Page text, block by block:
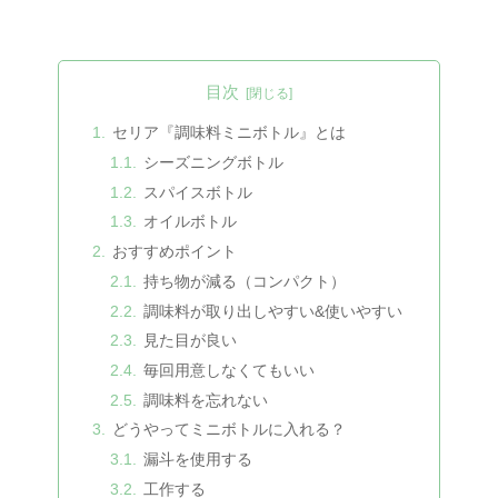
目次
セリア『調味料ミニボトル』とは
シーズニングボトル
スパイスボトル
オイルボトル
おすすめポイント
持ち物が減る（コンパクト）
調味料が取り出しやすい&使いやすい
見た目が良い
毎回用意しなくてもいい
調味料を忘れない
どうやってミニボトルに入れる？
漏斗を使用する
工作する